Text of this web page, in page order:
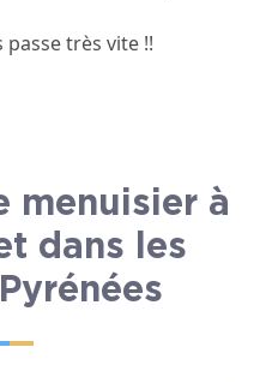
passe très vite !!
menuisier à
dans les